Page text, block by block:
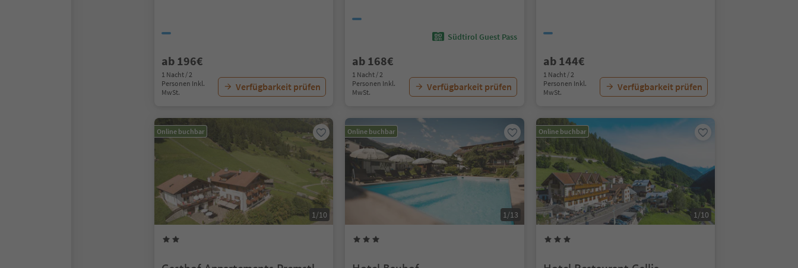
ab 196€
1 Nacht / 2
Personen Inkl.
MwSt.
Verfügbarkeit prüfen
Südtirol Guest Pass
ab 168€
1 Nacht / 2
Personen Inkl.
MwSt.
Verfügbarkeit prüfen
ab 144€
1 Nacht / 2
Personen Inkl.
MwSt.
Verfügbarkeit prüfen
Online buchbar
1/10
Online buchbar
1/13
Online buchbar
1/10